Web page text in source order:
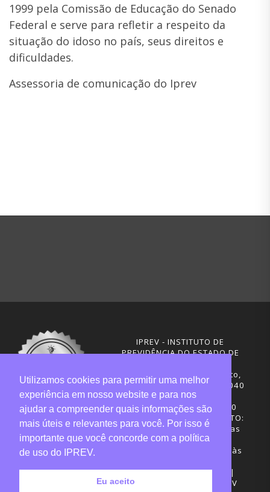
1999 pela Comissão de Educação do Senado
Federal e serve para refletir a respeito da
situação do idoso no país, seus direitos e
dificuldades.
Assessoria de comunicação do Iprev
IPREV - INSTITUTO DE
PREVIDÊNCIA DO ESTADO DE
Rua Visconde de Ouro Preto,
291 – Centro - CEP: 88020-040
Florianópolis - SC
Telefones: (48) 3665-4600
HORÁRIO DE FUNCIONAMENTO:
Central de Atendimento: das
12h30 às 18h
Sede administrativa: 7h30 às
Desenvolvimento: CIASC |
Gestão do conteúdo: IPREV
Utilizamos cookies para permitir uma melhor
experiência em nosso website e para nos
ajudar a compreender quais informações são
mais úteis e relevantes para você. Por isso é
importante que você concorde com a política
de uso do IPREV.
Eu aceito